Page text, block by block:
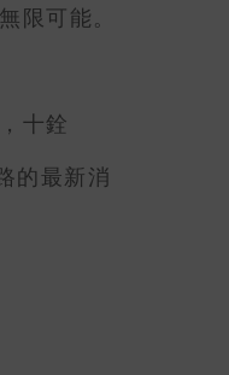
限可能。
十銓
的最新消